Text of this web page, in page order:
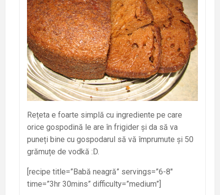
Rețeta e foarte simplă cu ingrediente pe care
orice gospodină le are în frigider și da să va
puneți bine cu gospodarul să vă împrumute și 50
grămuțe de vodkă :D.
[recipe title=”Babă neagră” servings=”6-8″
time=”3hr 30mins” difficulty=”medium”]